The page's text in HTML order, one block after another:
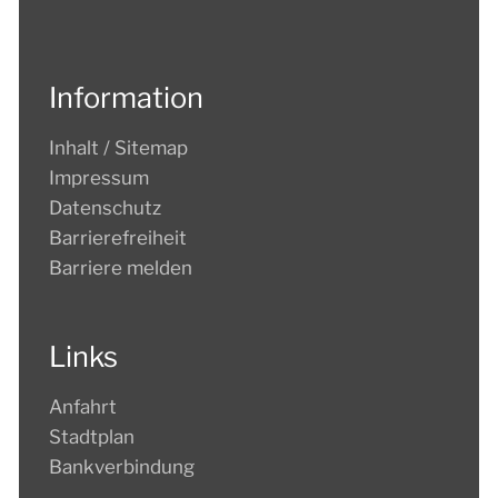
Information
Inhalt / Sitemap
Impressum
Datenschutz
Barrierefreiheit
Barriere melden
Links
Anfahrt
Stadtplan
Bankverbindung